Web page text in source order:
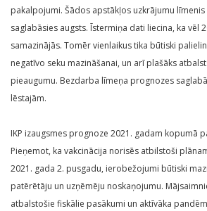
pakalpojumi. Šādos apstākļos uzkrājumu
saglabāsies augsts. Īstermiņa dati liecina, ka vēl
samazinājās. Tomēr vienlaikus tika būtiski
negatīvo seku mazināšanai, un arī plašāks
pieaugumu. Bezdarba līmeņa prognozes
lēstajām.
IKP izaugsmes prognoze 2021. gadam kopumā
Pieņemot, ka vakcinācija norisēs atbilstoši
2021. gada 2. pusgadu, ierobežojumi būtiski
patērētāju un uzņēmēju noskaņojumu.
atbalstošie fiskālie pasākumi un aktīvāka